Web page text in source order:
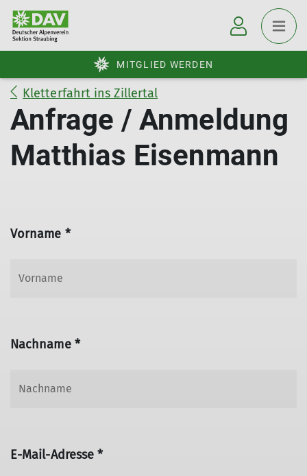
MITGLIED WERDEN
Kletterfahrt ins Zillertal
Anfrage / Anmeldung
Matthias Eisenmann
Vorname *
Nachname *
E-Mail-Adresse *